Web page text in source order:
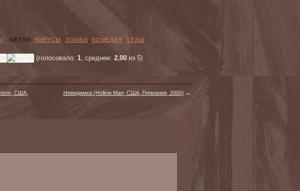
МЕТКИ: ВИРУСЫ ЗОМБИ КОМЕДИЯ ТРЭШ
(голосовало: 1, среднее: 2,00 из 5)
США,
Невидимка (Hollow Man, США, Германия, 2000) →